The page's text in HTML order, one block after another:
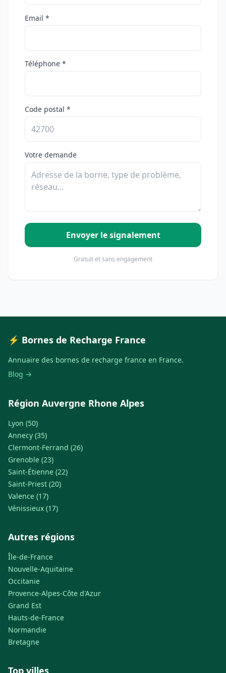
Email *
Téléphone *
Code postal *
Votre demande
Envoyer le signalement
Gratuit et sans engagement
⚡ Bornes de Recharge France
Annuaire des bornes de recharge france en France.
Blog →
Région Auvergne Rhone Alpes
Lyon (50)
Annecy (35)
Clermont-Ferrand (26)
Grenoble (23)
Saint-Étienne (22)
Saint-Priest (20)
Valence (17)
Vénissieux (17)
Autres régions
Île-de-France
Nouvelle-Aquitaine
Occitanie
Provence-Alpes-Côte d'Azur
Grand Est
Hauts-de-France
Normandie
Bretagne
Top villes